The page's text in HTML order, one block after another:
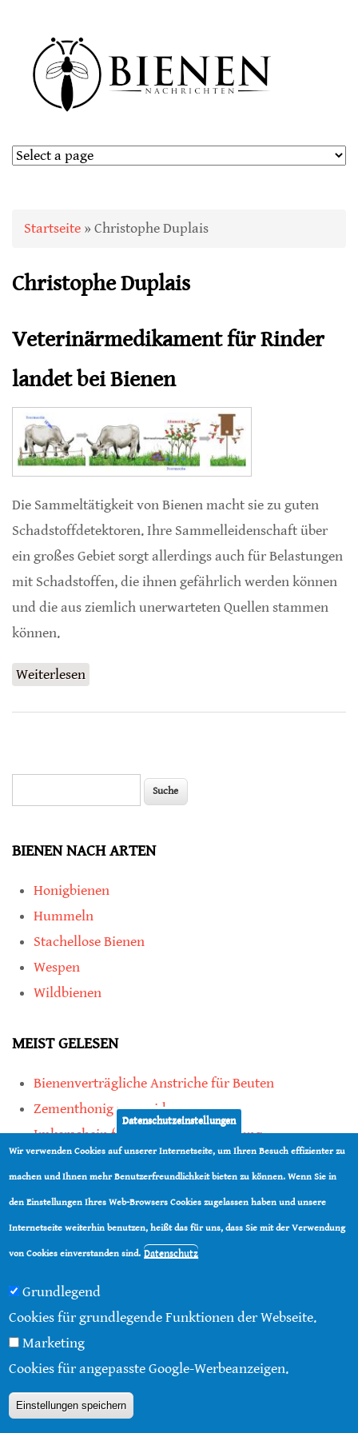
Sie sind hier
Startseite » Christophe Duplais
Christophe Duplais
Veterinärmedikament für Rinder
landet bei Bienen
Die Sammeltätigkeit von Bienen macht sie zu guten
Schadstoffdetektoren. Ihre Sammelleidenschaft über
ein großes Gebiet sorgt allerdings auch für Belastungen
mit Schadstoffen, die ihnen gefährlich werden können
und die aus ziemlich unerwarteten Quellen stammen
können.
Weiterlesen
BIENEN NACH ARTEN
Honigbienen
Hummeln
Stachellose Bienen
Wespen
Wildbienen
MEIST GELESEN
Bienenverträgliche Anstriche für Beuten
Zementhonig vermeiden
Imkerschein für Honigbienen-Haltung
Kauf von Mittelwänden ist Vertrauenssache
teilen
© 2016 - 2026 | Über diese Seite Impressum
Datenschutzeinstellungen
Wir verwenden Cookies auf unserer Internetseite, um Ihren Besuch effizienter zu
machen und Ihnen mehr Benutzerfreundlichkeit bieten zu können. Wenn Sie in
den Einstellungen Ihres Web-Browsers Cookies zugelassen haben und unsere
Internetseite weiterhin benutzen, heißt das für uns, dass Sie mit der Verwendung
von Cookies einverstanden sind. Datenschutz
Grundlegend
Cookies für grundlegende Funktionen der Webseite.
Marketing
Cookies für angepasste Google-Werbeanzeigen.
Einstellungen speichern